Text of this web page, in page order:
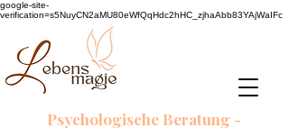
google-site-
verification=s5NuyCN2aMU80eWfQqHdc2hHC_zjhaAbb83YAjWaIFc
Psychologische Beratung -